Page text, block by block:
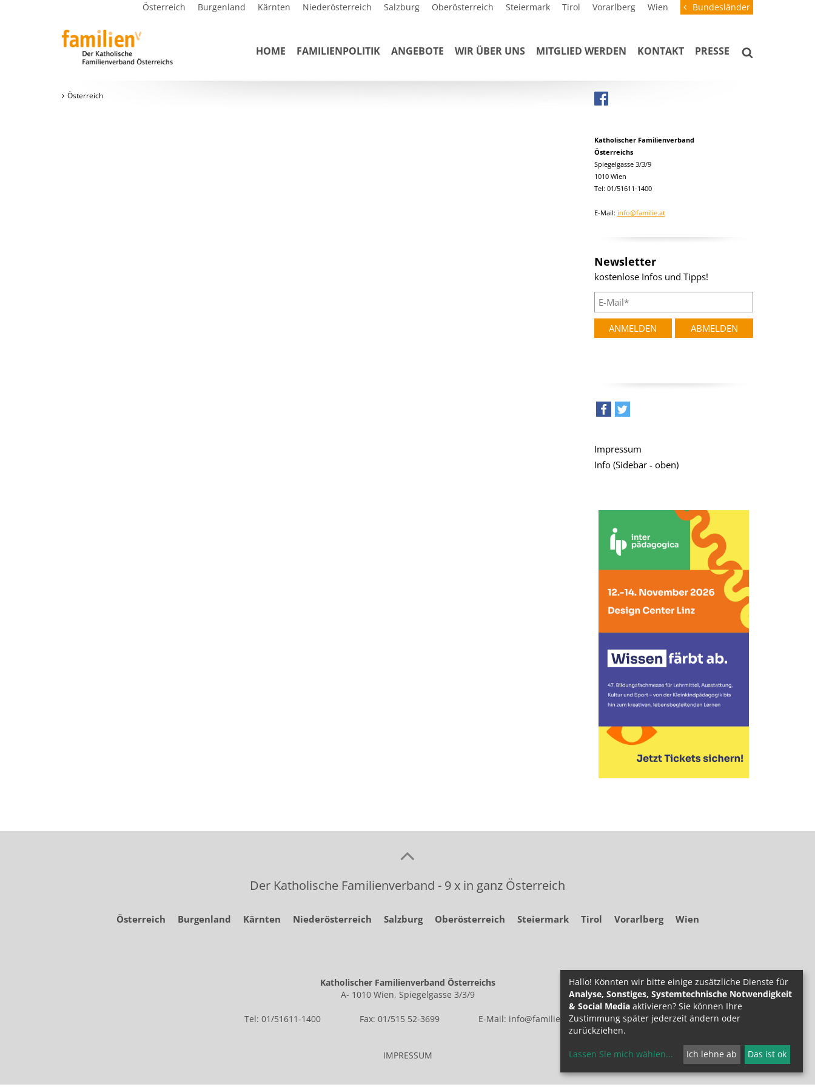
Österreich Burgenland Kärnten Niederösterreich Salzburg Oberösterreich Steiermark Tirol Vorarlberg Wien Bundesländer
HOME FAMILIENPOLITIK ANGEBOTE WIR ÜBER UNS MITGLIED WERDEN KONTAKT PRESSE
Österreich
Katholischer Familienverband
Österreichs
Spiegelgasse 3/3/9
1010 Wien
Tel: 01/51611-1400
E-Mail: info@familie.at
Newsletter
kostenlose Infos und Tipps!
Impressum
Info (Sidebar - oben)
Der Katholische Familienverband - 9 x in ganz Österreich
Österreich Burgenland Kärnten Niederösterreich Salzburg Oberösterreich Steiermark Tirol Vorarlberg Wien
Katholischer Familienverband Österreichs
A- 1010 Wien, Spiegelgasse 3/3/9
Tel: 01/51611-1400 Fax: 01/515 52-3699 E-Mail: info@familie.at
IMPRESSUM
Hallo! Könnten wir bitte einige zusätzliche Dienste für
Analyse, Sonstiges, Systemtechnische Notwendigkeit
& Social Media aktivieren? Sie können Ihre
Zustimmung später jederzeit ändern oder
zurückziehen.
Lassen Sie mich wählen... Ich lehne ab Das ist ok